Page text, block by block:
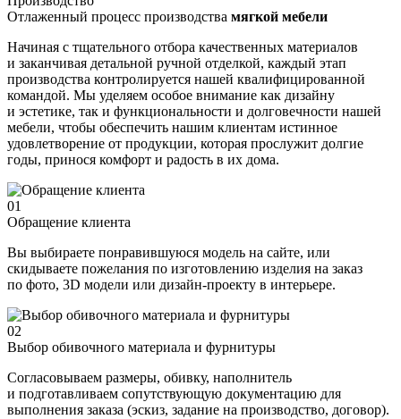
Отлаженный процесс производства мягкой мебели
Начиная с тщательного отбора качественных материалов
и заканчивая детальной ручной отделкой, каждый этап
производства контролируется нашей квалифицированной
командой. Мы уделяем особое внимание как дизайну
и эстетике, так и функциональности и долговечности нашей
мебели, чтобы обеспечить нашим клиентам истинное
удовлетворение от продукции, которая прослужит долгие
годы, принося комфорт и радость в их дома.
01
Обращение клиента
Вы выбираете понравившуюся модель на сайте, или
скидываете пожелания по изготовлению изделия на заказ
по фото, 3D модели или дизайн-проекту в интерьере.
02
Выбор обивочного материала и фурнитуры
Согласовываем размеры, обивку, наполнитель
и подготавливаем сопутствующую документацию для
выполнения заказа (эскиз, задание на производство, договор).